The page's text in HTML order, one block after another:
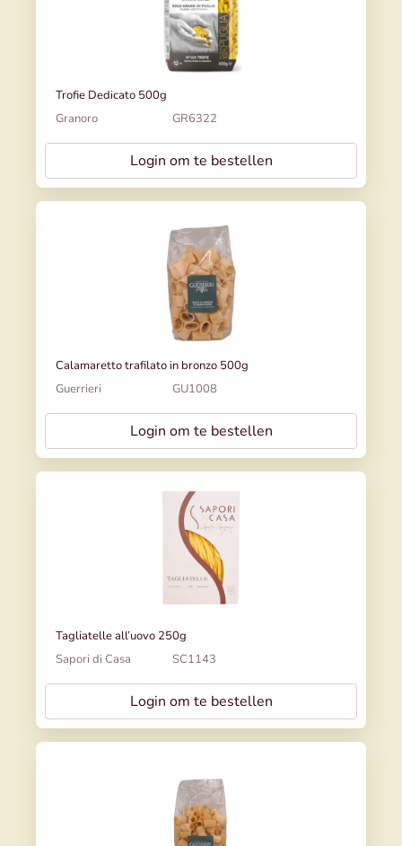
Trofie Dedicato 500g
Granoro
GR6322
Login om te bestellen
Calamaretto trafilato in bronzo 500g
Guerrieri
GU1008
Login om te bestellen
Tagliatelle all’uovo 250g
Sapori di Casa
SC1143
Login om te bestellen